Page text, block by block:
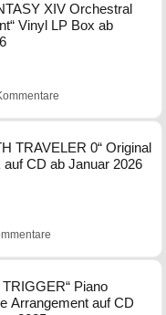
XIV Orchestral
Vinyl LP Box ab
TRAVELER 0“ Original
auf CD ab Januar 2026
Piano
Arrangement auf CD